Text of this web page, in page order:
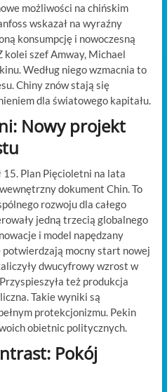
możliwości na chińskim
wskazał na wyraźny
konsumpcję i nowoczesną
kolei szef Amway, Michael
Według niego wzmacnia to
Chiny znów stają się
dla światowego kapitału.
Nowy projekt
15. Plan Pięcioletni na lata
dokument Chin. To
rozwoju dla całego
jedną trzecią globalnego
i model napędzany
potwierdzają mocny start nowej
dwucyfrowy wzrost w
też produkcja
Takie wyniki są
protekcjonizmu. Pekin
obietnic politycznych.
Pokój